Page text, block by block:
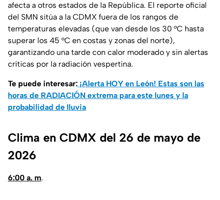
afecta a otros estados de la República. El reporte oficial
del SMN sitúa a la CDMX fuera de los rangos de
temperaturas elevadas (que van desde los 30 °C hasta
superar los 45 °C en costas y zonas del norte),
garantizando una tarde con calor moderado y sin alertas
críticas por la radiación vespertina.
Te puede interesar: ¡Alerta HOY en León! Estas son las
horas de RADIACIÓN extrema para este lunes y la
probabilidad de lluvia
Clima en CDMX del 26 de mayo de
2026
6:00 a. m.